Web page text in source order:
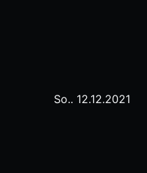
So.. 12.12.2021